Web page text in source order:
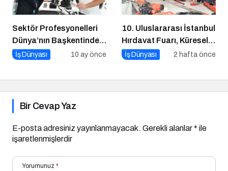
Sektör Profesyonelleri
Dünya’nın Başkentinde
Buluşacak!
İş Dünyası 10 ay önce
10. Uluslararası İstanbul
Hırdavat Fuarı, Küresel
Ticaretin Yeni Merkezi
İş Dünyası 2 hafta önce
Bir Cevap Yaz
E-posta adresiniz yayınlanmayacak. Gerekli alanlar* ile
işaretlenmişlerdir
Yorumunuz *